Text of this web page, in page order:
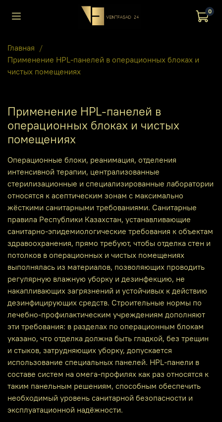
0
Главная
Применение HPL-панелей в операционных блоках и
чистых помещениях
Применение HPL-панелей в
операционных блоках и чистых
помещениях
Операционные блоки, реанимация, отделения
интенсивной терапии, централизованные
стерилизационные и специализированные лаборатории
относятся к асептическим зонам с максимально
жёсткими санитарными требованиями. Санитарные
правила Республики Казахстан, устанавливающие
санитарно-эпидемиологические требования к объектам
здравоохранения, прямо требуют, чтобы отделка стен и
потолков в операционных и чистых помещениях
выполнялась из материалов, позволяющих проводить
регулярную влажную уборку и дезинфекцию, не
накапливающих загрязнений и устойчивых к действию
дезинфицирующих средств. Строительные нормы по
лечебно‑профилактическим учреждениям дополняют
эти требования: в разделах по операционным блокам
указано, что отделка должна быть гладкой, без трещин
и стыков, затрудняющих уборку, допускается
использование специальных панелей. HPL-панели в
составе систем на омега‑профилях как раз относятся к
таким панельным решениям, способным обеспечить
необходимый уровень санитарной безопасности и
эксплуатационной надёжности.